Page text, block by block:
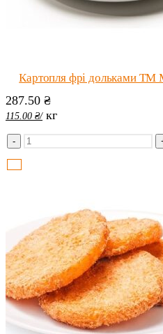
Картопля фрі дольками ТМ
287.50 ₴
115.00 ₴/ кг
-